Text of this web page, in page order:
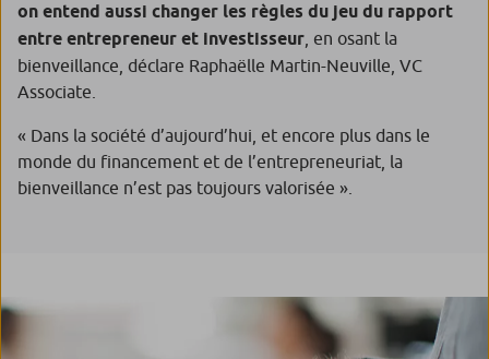
on entend aussi changer les règles du jeu du rapport
entre entrepreneur et investisseur , en osant la
bienveillance, déclare Raphaëlle Martin-Neuville, VC
Associate.
« Dans la société d’aujourd’hui, et encore plus dans le
monde du financement et de l’entrepreneuriat, la
bienveillance n’est pas toujours valorisée ».